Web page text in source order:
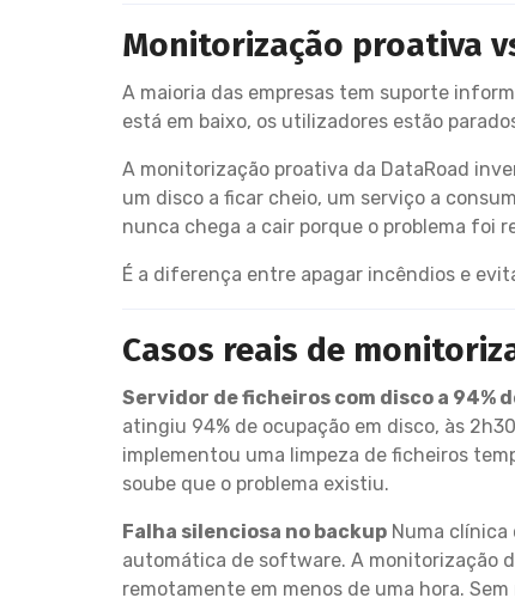
Monitorização proativa
A maioria das empresas tem suporte
está em baixo, os utilizadores estão
A monitorização proativa da DataRoad
um disco a ficar cheio, um serviço a
nunca chega a cair porque o problema foi
É a diferença entre apagar incêndios e
Casos reais de
Servidor de ficheiros com disco a 94%
atingiu 94% de ocupação em disco, às
implementou uma limpeza de ficheiros
soube que o problema existiu.
Falha silenciosa no backup Numa
automática de software. A monitorização
remotamente em menos de uma hora.